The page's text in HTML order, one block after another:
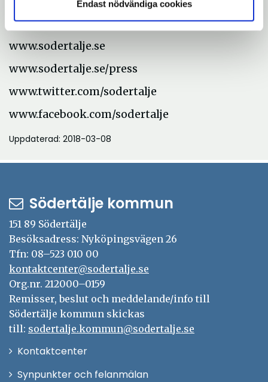
Endast nödvändiga cookies
Kontaktcenter: 08-523 010 00
www.sodertalje.se
www.sodertalje.se/press
www.twitter.com/sodertalje
www.facebook.com/sodertalje
Uppdaterad: 2018-03-08
Södertälje kommun
151 89 Södertälje
Besöksadress: Nyköpingsvägen 26
Tfn: 08–523 010 00
kontaktcenter@sodertalje.se
Org.nr. 212000–0159
Remisser, beslut och meddelande/info till
Södertälje kommun skickas
till: sodertalje.kommun@sodertalje.se
KontaktcenterÖppna
Synpunkter och felanmälan